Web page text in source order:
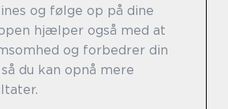
og følge op på dine
hjælper også med at
og forbedrer din
du kan opnå mere